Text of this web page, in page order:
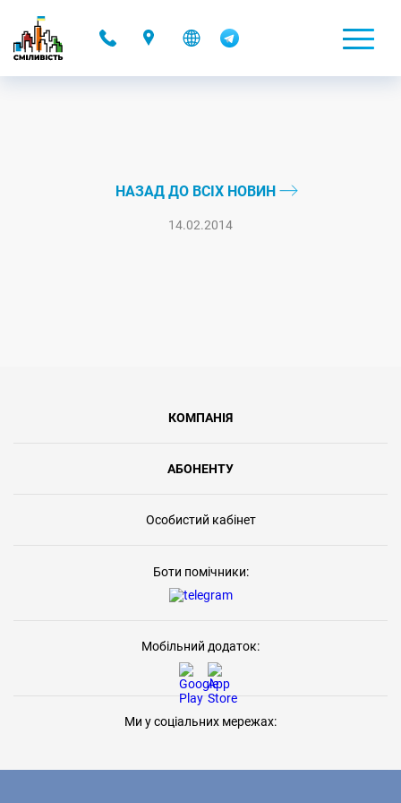
НАЗАД ДО ВСІХ НОВИН
14.02.2014
КОМПАНІЯ
АБОНЕНТУ
Особистий кабінет
Боти помічники:
Мобільний додаток:
Ми у соціальних мережах: